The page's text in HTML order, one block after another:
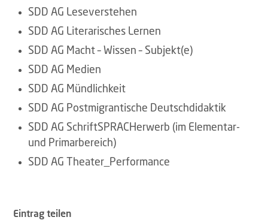
SDD AG Leseverstehen
SDD AG Literarisches Lernen
SDD AG Macht – Wissen – Subjekt(e)
SDD AG Medien
SDD AG Mündlichkeit
SDD AG Postmigrantische Deutschdidaktik
SDD AG SchriftSPRACHerwerb (im Elementar-
und Primarbereich)
SDD AG Theater_Performance
Eintrag teilen